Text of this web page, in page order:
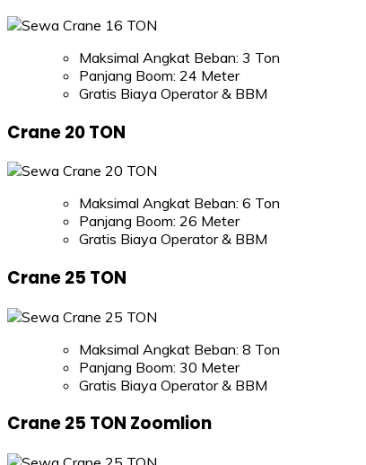
Maksimal Angkat Beban: 3 Ton
Panjang Boom: 24 Meter
Gratis Biaya Operator & BBM
Crane 20 TON
Maksimal Angkat Beban: 6 Ton
Panjang Boom: 26 Meter
Gratis Biaya Operator & BBM
Crane 25 TON
Maksimal Angkat Beban: 8 Ton
Panjang Boom: 30 Meter
Gratis Biaya Operator & BBM
Crane 25 TON Zoomlion